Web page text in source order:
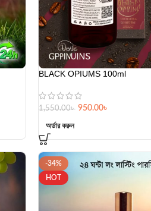
BLACK OPIUMS 100ml
1,550.00৳ 950.00৳
অর্ডার করুন
-34%
HOT